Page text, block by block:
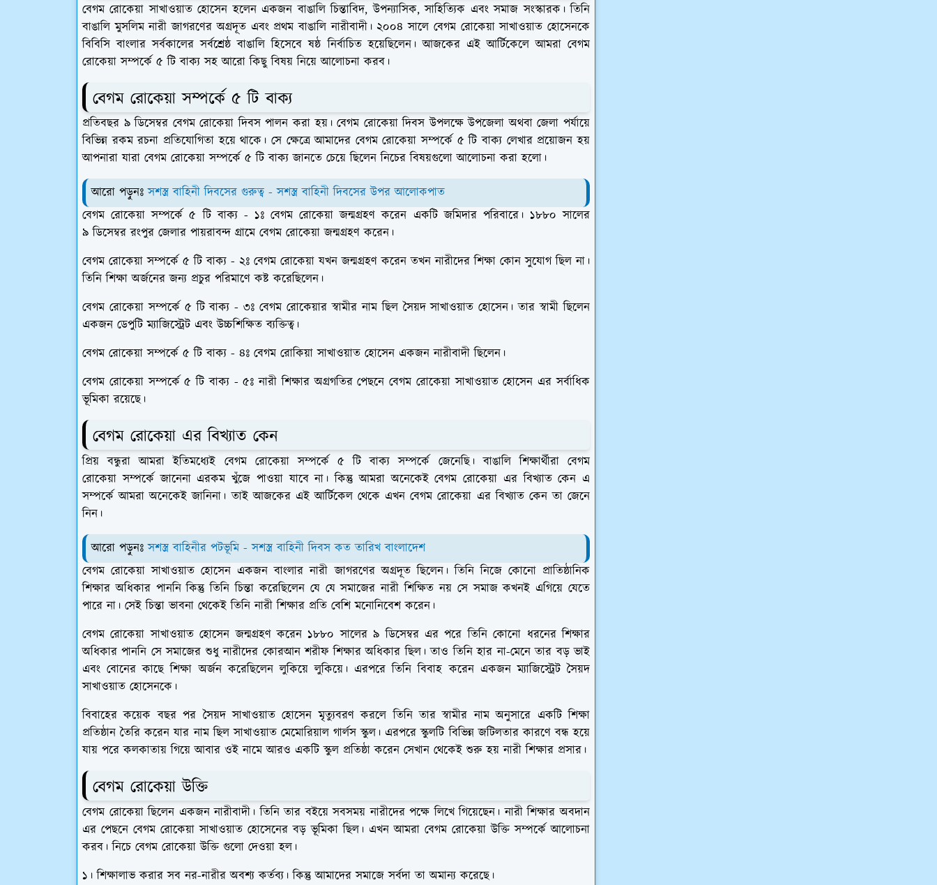
বেগম রোকেয়া সাখাওয়াত হোসেন হলেন একজন বাঙালি চিন্তাবিদ, উপন্যাসিক, সাহিত্যিক এবং সমাজ সংস্কারক। তিনি
বাঙালি মুসলিম নারী জাগরণের অগ্রদূত এবং প্রথম বাঙালি নারীবাদী। ২০০৪ সালে বেগম রোকেয়া সাখাওয়াত হোসেনকে
বিবিসি বাংলার সর্বকালের সর্বশ্রেষ্ঠ বাঙালি হিসেবে ষষ্ঠ নির্বাচিত হয়েছিলেন। আজকের এই আর্টিকেলে আমরা বেগম
রোকেয়া সম্পর্কে ৫ টি বাক্য সহ আরো কিছু বিষয় নিয়ে আলোচনা করব।
বেগম রোকেয়া সম্পর্কে ৫ টি বাক্য
প্রতিবছর ৯ ডিসেম্বর বেগম রোকেয়া দিবস পালন করা হয়। বেগম রোকেয়া দিবস উপলক্ষে উপজেলা অথবা জেলা পর্যায়ে
বিভিন্ন রকম রচনা প্রতিযোগিতা হয়ে থাকে। সে ক্ষেত্রে আমাদের বেগম রোকেয়া সম্পর্কে ৫ টি বাক্য লেখার প্রয়োজন হয়
আপনারা যারা বেগম রোকেয়া সম্পর্কে ৫ টি বাক্য জানতে চেয়ে ছিলেন নিচের বিষয়গুলো আলোচনা করা হলো।
আরো পড়ুনঃসশস্ত্র বাহিনী দিবসের গুরুত্ব - সশস্ত্র বাহিনী দিবসের উপর আলোকপাত
বেগম রোকেয়া সম্পর্কে ৫ টি বাক্য - ১ঃবেগম রোকেয়া জন্মগ্রহণ করেন একটি জমিদার পরিবারে। ১৮৮০ সালের
৯ ডিসেম্বর রংপুর জেলার পায়রাবন্দ গ্রামে বেগম রোকেয়া জন্মগ্রহণ করেন।
বেগম রোকেয়া সম্পর্কে ৫ টি বাক্য - ২ঃ বেগম রোকেয়া যখন জন্মগ্রহণ করেন তখন নারীদের শিক্ষা কোন সুযোগ ছিল না।
তিনি শিক্ষা অর্জনের জন্য প্রচুর পরিমাণে কষ্ট করেছিলেন।
বেগম রোকেয়া সম্পর্কে ৫ টি বাক্য -৩ঃবেগম রোকেয়ার স্বামীর নাম ছিল সৈয়দ সাখাওয়াত হোসেন। তার স্বামী ছিলেন
একজন ডেপুটি ম্যাজিস্ট্রেট এবং উচ্চশিক্ষিত ব্যক্তিত্ব।
বেগম রোকেয়া সম্পর্কে ৫ টি বাক্য - ৪ঃ বেগম রোকিয়া সাখাওয়াত হোসেন একজন নারীবাদী ছিলেন।
বেগম রোকেয়া সম্পর্কে ৫ টি বাক্য -৫ঃ নারী শিক্ষার অগ্রগতির পেছনে বেগম রোকেয়া সাখাওয়াত হোসেন এর সর্বাধিক
ভূমিকা রয়েছে।
বেগম রোকেয়া এর বিখ্যাত কেন
প্রিয় বন্ধুরা আমরা ইতিমধ্যেই বেগম রোকেয়া সম্পর্কে ৫ টি বাক্য সম্পর্কে জেনেছি। বাঙালি শিক্ষার্থীরা বেগম
রোকেয়া সম্পর্কে জানেনা এরকম খুঁজে পাওয়া যাবে না। কিন্তু আমরা অনেকেই বেগম রোকেয়া এর বিখ্যাত কেন এ
সম্পর্কে আমরা অনেকেই জানিনা। তাই আজকের এই আর্টিকেল থেকে এখন বেগম রোকেয়া এর বিখ্যাত কেন তা জেনে
নিন।
আরো পড়ুনঃ সশস্ত্র বাহিনীর পটভূমি - সশস্ত্র বাহিনী দিবস কত তারিখ বাংলাদেশ
বেগম রোকেয়া সাখাওয়াত হোসেন একজন বাংলার নারী জাগরণের অগ্রদূত ছিলেন। তিনি নিজে কোনো প্রাতিষ্ঠানিক
শিক্ষার অধিকার পাননি কিন্তু তিনি চিন্তা করেছিলেন যে যে সমাজের নারী শিক্ষিত নয় সে সমাজ কখনই এগিয়ে যেতে
পারে না। সেই চিন্তা ভাবনা থেকেই তিনি নারী শিক্ষার প্রতি বেশি মনোনিবেশ করেন।
বেগম রোকেয়া সাখাওয়াত হোসেন জন্মগ্রহণ করেন ১৮৮০ সালের ৯ ডিসেম্বর এর পরে তিনি কোনো ধরনের শিক্ষার
অধিকার পাননি সে সমাজের শুধু নারীদের কোরআন শরীফ শিক্ষার অধিকার ছিল। তাও তিনি হার না-মেনে তার বড় ভাই
এবং বোনের কাছে শিক্ষা অর্জন করেছিলেন লুকিয়ে লুকিয়ে। এরপরে তিনি বিবাহ করেন একজন ম্যাজিস্ট্রেট সৈয়দ
সাখাওয়াত হোসেনকে।
বিবাহের কয়েক বছর পর সৈয়দ সাখাওয়াত হোসেন মৃত্যুবরণ করলে তিনি তার স্বামীর নাম অনুসারে একটি শিক্ষা
প্রতিষ্ঠান তৈরি করেন যার নাম ছিল সাখাওয়াত মেমোরিয়াল গার্লস স্কুল। এরপরে স্কুলটি বিভিন্ন জটিলতার কারণে বন্ধ হয়ে
যায় পরে কলকাতায় গিয়ে আবার ওই নামে আরও একটি স্কুল প্রতিষ্ঠা করেন সেখান থেকেই শুরু হয় নারী শিক্ষার প্রসার।
বেগম রোকেয়া উক্তি
বেগম রোকেয়া ছিলেন একজন নারীবাদী। তিনি তার বইয়ে সবসময় নারীদের পক্ষে লিখে গিয়েছেন। নারী শিক্ষার অবদান
এর পেছনে বেগম রোকেয়া সাখাওয়াত হোসেনের বড় ভূমিকা ছিল। এখন আমরা বেগম রোকেয়া উক্তি সম্পর্কে আলোচনা
করব। নিচে বেগম রোকেয়া উক্তি গুলো দেওয়া হল।
১। শিক্ষালাভ করার সব নর-নারীর অবশ্য কর্তব্য। কিন্তু আমাদের সমাজে সর্বদা তা অমান্য করেছে।